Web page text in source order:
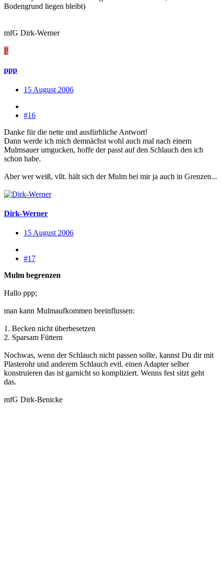
Bodengrund liegen bleibt)
mfG Dirk-Werner
P
ppp
15 August 2006
#16
Danke für die nette und ausfürhliche Antwort!
Dann werde ich mich demnächst wohl auch mal nach einem
Mulmsauer umgucken, hoffe der passt auf den Schlauch den ich
schon habe.
Aber wer weiß, vllt. hält sich der Mulm bei mir ja auch in Grenzen...
Dirk-Werner
15 August 2006
#17
Mulm begrenzen
Hallo ppp;
man kann Mulmaufkommen beeinflussen:
1. Becken nicht überbesetzen
2. Sparsam Füttern
Nochwas, wenn der Schlauch nicht passen sollte, kannst Du dir mit
Plasterohr und anderem Schlauch evtl. einen Adapter selber
konstruieren das ist garnicht so kompliziert. Wenns fest sitzt geht
das.
mfG Dirk-Benicke